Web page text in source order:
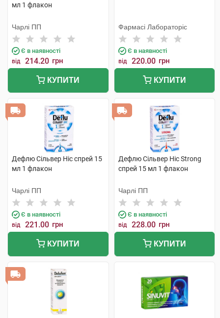
мл 1 флакон
Чарлі ПП
Є в наявності
від 214.20 грн
КУПИТИ
Фармасі Лабораторіс
Є в наявності
від 220.00 грн
КУПИТИ
Дефлю Сільвер Ніс спрей 15
мл 1 флакон
Чарлі ПП
Є в наявності
від 221.00 грн
КУПИТИ
Дефлю Сільвер Ніс Strong
спрей 15 мл 1 флакон
Чарлі ПП
Є в наявності
від 228.00 грн
КУПИТИ